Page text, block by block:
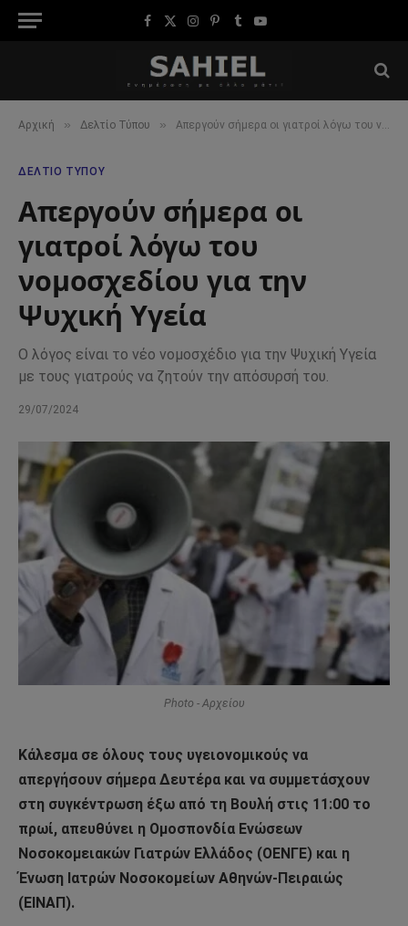
Facebook
X
Instagram
Pinterest
TumblrYouTube
Αρχική » Δελτίο Τύπου » Απεργούν σήμερα οι γιατροί λόγω του νομοσχεδίου για την Ψυχική Υγεία
ΔΕΛΤΊΟ ΤΎΠΟΥ
Απεργούν σήμερα οι
γιατροί λόγω του
νομοσχεδίου για την
Ψυχική Υγεία
Ο λόγος είναι το νέο νομοσχέδιο για την Ψυχική Υγεία
με τους γιατρούς να ζητούν την απόσυρσή του.
29/07/2024
Photo - Αρχείου
Κάλεσμα σε όλους τους υγειονομικούς να
απεργήσουν σήμερα Δευτέρα και να συμμετάσχουν
στη συγκέντρωση έξω από τη Βουλή στις 11:00 το
πρωί, απευθύνει η Ομοσπονδία Ενώσεων
Νοσοκομειακών Γιατρών Ελλάδος (ΟΕΝΓΕ) και η
Ένωση Ιατρών Νοσοκομείων Αθηνών-Πειραιώς
(ΕΙΝΑΠ).